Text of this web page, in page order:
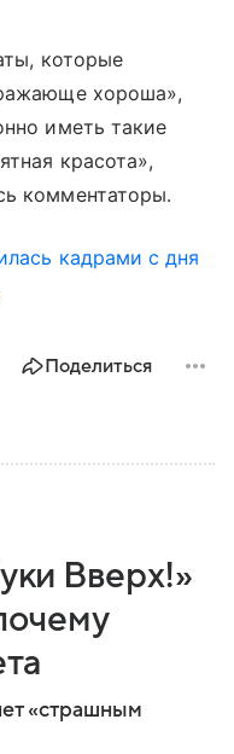
которые
хороша»,
иметь такие
красота»,
комментаторы.
кадрами с дня
Поделиться
Вверх!»
«страшным